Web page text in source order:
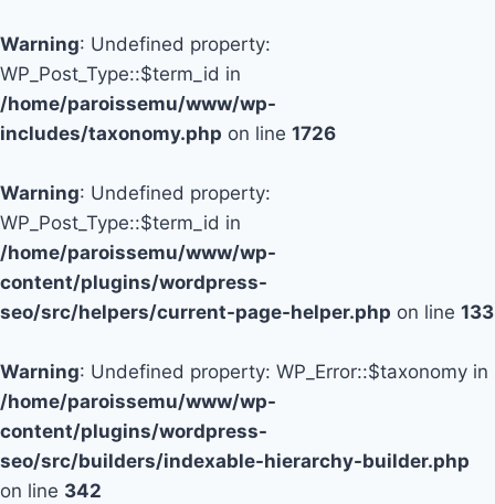
Warning: Undefined property:
WP_Post_Type::$term_id in
/home/paroissemu/www/wp-
includes/taxonomy.php on line 1726
Warning: Undefined property:
WP_Post_Type::$term_id in
/home/paroissemu/www/wp-
content/plugins/wordpress-
seo/src/helpers/current-page-helper.php on line 133
Warning: Undefined property: WP_Error::$taxonomy in
/home/paroissemu/www/wp-
content/plugins/wordpress-
seo/src/builders/indexable-hierarchy-builder.php
on line 342